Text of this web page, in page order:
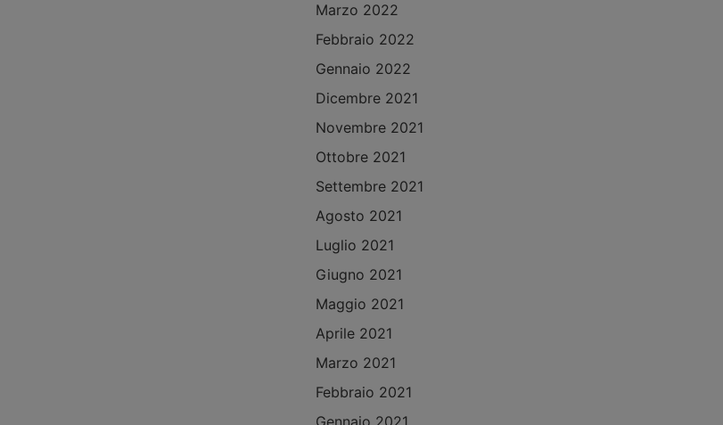
Marzo 2022
Febbraio 2022
Gennaio 2022
Dicembre 2021
Novembre 2021
Ottobre 2021
Settembre 2021
Agosto 2021
Luglio 2021
Giugno 2021
Maggio 2021
Aprile 2021
Marzo 2021
Febbraio 2021
Gennaio 2021